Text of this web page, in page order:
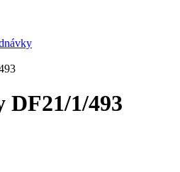
1/493